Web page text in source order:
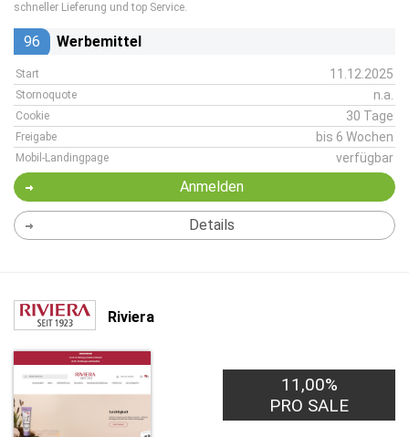
schneller Lieferung und top Service.
96 Werbemittel
Start 11.12.2025
Stornoquote n.a.
Cookie 30 Tage
Freigabe bis 6 Wochen
Mobil-Landingpage verfügbar
Anmelden
Details
Riviera
11,00%
PRO SALE